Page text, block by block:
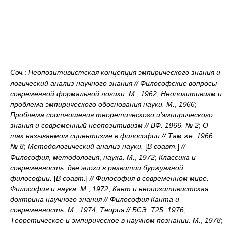
Соч. : Неопозитивистская концепция эмпирического знания и
логический анализ научного знания // Философские вопросы
современной формальной логики. М.
1962; Неопозитивизм и
проблема эмпирического обоснования науки. М.
1966;
Проблема соотношения теоретического и'эмпирического
знания и современный неопозитивизм // ВФ. 1966. № 2; О
так называемом сциентизме в философии // Там же. 1966.
№ 8; Методологический анализ науки. [В соавт. ] //
Философия, методология, наука. М. 1972; Классика и
современность: две эпохи в развитии буржуазной
философии. [В соавт. ] // Философия в современном мире.
Философия и наука. М.
1972; Кант и неопозитивистская
доктрина научного знания // Философия Канта и
современность. М.
1974; Теория // БСЭ. Т25. 1976;
Теоретическое и эмпирическое в научном познании. М.
1978;